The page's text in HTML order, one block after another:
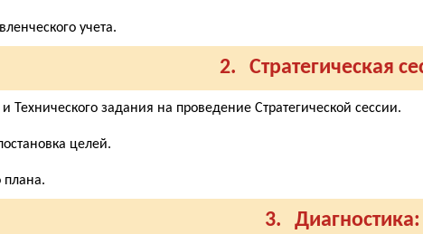
учета.
2. Стратегическая
Технического задания на проведение Стратегической сессии.
целей.
плана.
3. Диагностика: